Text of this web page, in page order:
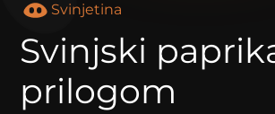
Svinjetina
Svinjski
prilogom